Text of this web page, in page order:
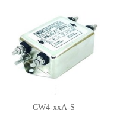
CW4-xxA-S